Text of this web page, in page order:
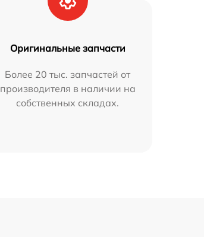
Оригинальные запчасти
Более 20 тыс. запчастей от
производителя в наличии на
собственных складах.